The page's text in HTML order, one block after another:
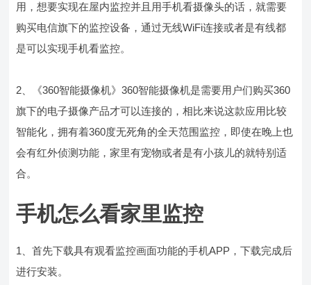
用，想要实现在屋内监控并且用手机看摄像头的话，就需要
购买电信旗下的监控设备，通过无线WiFi连接或者是有线都
是可以实现手机看监控。
2、《360智能摄像机》360智能摄像机是需要用户们购买360
旗下的电子摄像产品才可以连接的，相比来说这款应用比较
智能化，拥有着360度无死角的全天范围监控，即使在晚上也
会有红外侦测功能，家里有宠物或者是有小孩儿的就特别适
合。
手机怎么看家里监控
1、首先下载具有观看监控画面功能的手机APP，下载完成后
进行安装。